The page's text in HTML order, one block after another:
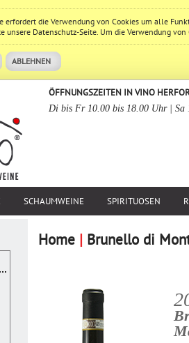
erfordert die Verwendung von Cookies um alle
unsere Datenschutz-Seite. Um die Verwendung
ABLEHNEN
ÖFFNUNGSZEITEN IN VINO
Di bis Fr 10.00 bis 18.00 Uhr | Sa
SCHAUMWEINE SPIRITUOSEN
Home | Brunello di